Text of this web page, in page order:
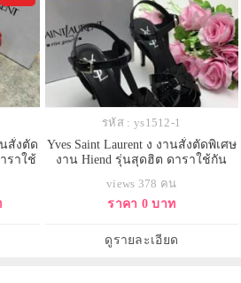
สั่งตัด
ราใช้
รหัส : ys1512-1
Yves Saint Laurent ง งานสั่งตัดพิเศษ
งาน Hiend รุ่นสุดฮิต ดาราใช้กัน
views 378 คน
ราคา 0 บาท
ดูรายละเอียด